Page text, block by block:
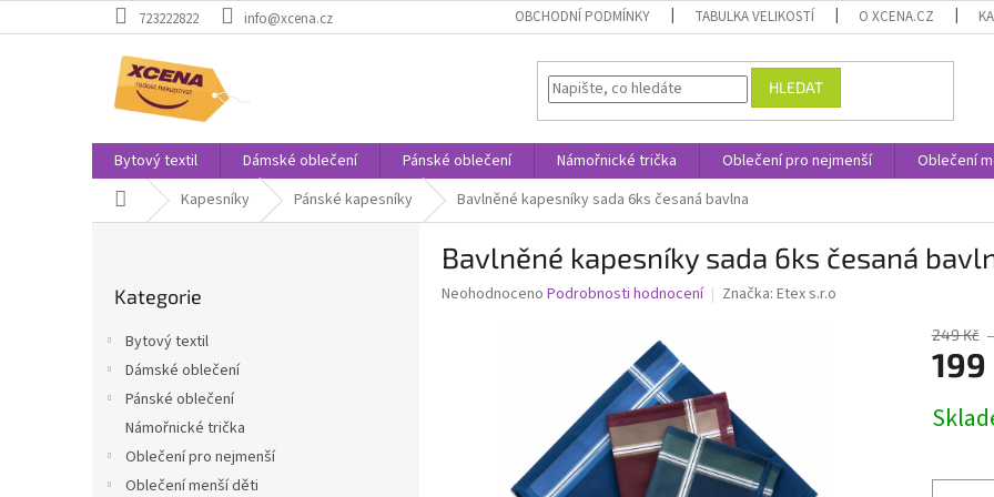
na
723222822 info@xcena.cz OBCHODNÍ PODMÍNKY TABULKA VELIKOSTÍ O XCENA.CZ
HLEDAT
Bytový textil Dámské oblečení Pánské oblečení Námořnické trička Oblečení pro nejmenší Oblečení
Domů Kapesníky Pánské kapesníky Bavlněné kapesníky sada 6ks česaná bavlna
kategorie
Kategorie
Bytový textil
Dámské oblečení
Pánské oblečení
Námořnické trička
Oblečení pro nejmenší
Oblečení menší děti
Bavlněné kapesníky sada 6ks česaná
Průměrné
Neohodnoceno Podrobnosti hodnocení Značka: Etex s.r.o
249 Kč
199
cena: